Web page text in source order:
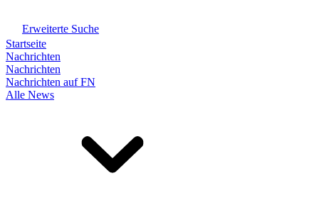
Erweiterte Suche
Startseite
Nachrichten
Nachrichten
Nachrichten auf FN
Alle News